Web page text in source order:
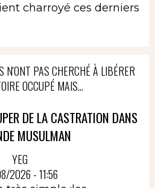
charroyé ces derniers
N'ONT PAS CHERCHÉ À LIBÉRER
OCCUPÉ MAIS...
DE LA CASTRATION DANS
MUSULMAN
YEG
2026 - 11:56